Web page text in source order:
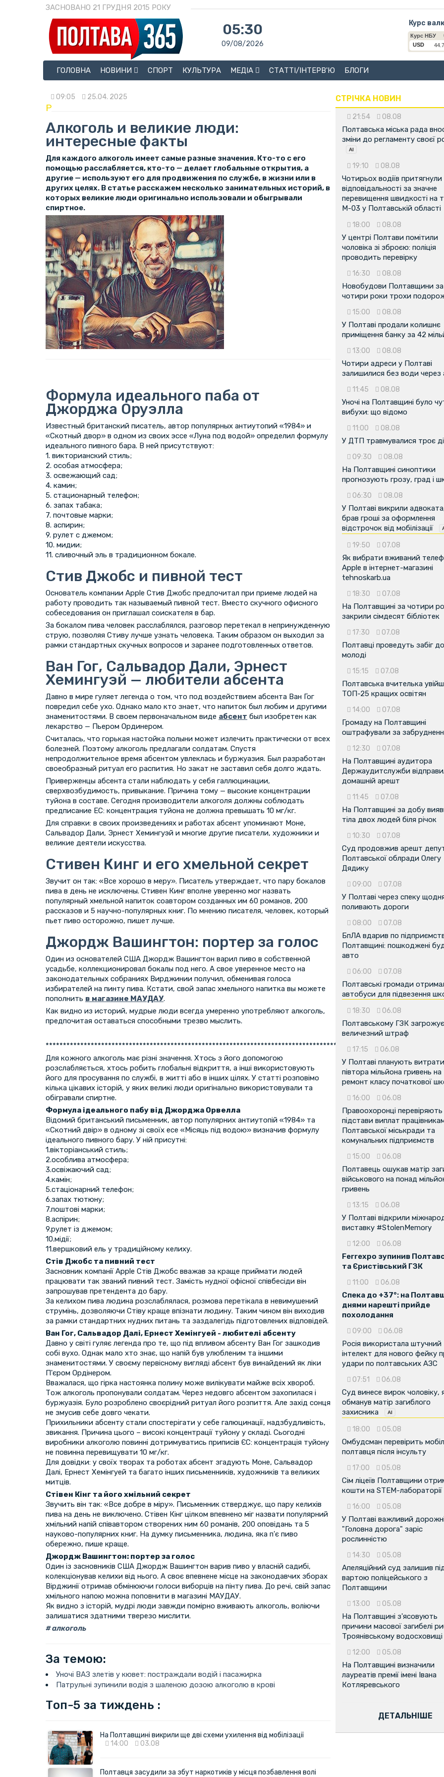
ЗАСНОВАНО 21 ГРУДНЯ 2015 РОКУ
05:30
09/08/2026
Курс
ГОЛОВНА
НОВИНИ СПОРТ КУЛЬТУРА МЕДІА СТАТТІ/ІНТЕРВ'Ю БЛОГИ
09:05 25.04. 2025
P
Алкоголь и великие люди:
интересные факты
Для каждого алкоголь имеет самые разные значения. Кто-то с его
помощью расслабляется, кто-то — делает глобальные открытия, а
другие — используют его для продвижения по службе, в жизни или в
других целях. В статье расскажем несколько занимательных историй, в
которых великие люди оригинально использовали и обыгрывали
спиртное.
Формула идеального паба от
Джорджа Оруэлла
Известный британский писатель, автор популярных антиутопий «1984» и
«Скотный двор» в одном из своих эссе «Луна под водой» определил формулу
идеального пивного бара. В ней присутствуют:
1. викторианский стиль;
2. особая атмосфера;
3. освежающий сад;
4. камин;
5. стационарный телефон;
6. запах табака;
7. почтовые марки;
8. аспирин;
9. рулет с джемом;
10. мидии;
11. сливочный эль в традиционном бокале.
Стив Джобс и пивной тест
Основатель компании Apple Стив Джобс предпочитал при приеме людей на
работу проводить так называемый пивной тест. Вместо скучного офисного
собеседования он приглашал соискателя в бар.
За бокалом пива человек расслаблялся, разговор перетекал в непринужденную
струю, позволяя Стиву лучше узнать человека. Таким образом он выходил за
рамки стандартных скучных вопросов и заранее подготовленных ответов.
Ван Гог, Сальвадор Дали, Эрнест
Хемингуэй — любители абсента
Давно в мире гуляет легенда о том, что под воздействием абсента Ван Гог
повредил себе ухо. Однако мало кто знает, что напиток был любим и другими
знаменитостями. В своем первоначальном виде абсент был изобретен как
лекарство — Пьером Ординером.
Считалась, что горькая настойка полыни может излечить практически от всех
болезней. Поэтому алкоголь предлагали солдатам. Спустя
непродолжительное время абсентом увлеклась и буржуазия. Был разработан
своеобразный ритуал его распития. Но закат не заставил себя долго ждать.
Приверженцы абсента стали наблюдать у себя галлюцинации,
сверхвозбудимость, привыкание. Причина тому — высокие концентрации
туйона в составе. Сегодня производители алкоголя должны соблюдать
предписание ЕС: концентрация туйона не должна превышать 10 мг/кг.
Для справки: в своих произведениях и работах абсент упоминают Моне,
Сальвадор Дали, Эрнест Хемингуэй и многие другие писатели, художники и
великие деятели искусства.
Стивен Кинг и его хмельной секрет
Звучит он так: «Все хорошо в меру». Писатель утверждает, что пару бокалов
пива в день не исключены. Стивен Кинг вполне уверенно мог назвать
популярный хмельной напиток соавтором созданных им 60 романов, 200
рассказов и 5 научно-популярных книг. По мнению писателя, человек, который
пьет пиво осторожно, пишет лучше.
Джордж Вашингтон: портер за голос
Один из основателей США Джордж Вашингтон варил пиво в собственной
усадьбе, коллекционировал бокалы под него. А свое уверенное место на
законодательных собраниях Вирджинии получил, обменивая голоса
избирателей на пинту пива. Кстати, свой запас хмельного напитка вы можете
пополнить в магазине МАУДАУ.
Как видно из историй, мудрые люди всегда умеренно употребляют алкоголь,
предпочитая оставаться способными трезво мыслить.
**************************************************************************************************************
Для кожного алкоголь має різні значення. Хтось з його допомогою
розслабляється, хтось робить глобальні відкриття, а інші використовують
його для просування по службі, в житті або в інших цілях. У статті розповімо
кілька цікавих історій, у яких великі люди оригінально використовували та
обігравали спиртне.
Формула ідеального пабу від Джорджа Орвелла
Відомий британський письменник, автор популярних антиутопій «1984» та
«Скотний двір» в одному зі своїх есе «Місяць під водою» визначив формулу
ідеального пивного бару. У ній присутні:
1.вікторіанський стиль;
2.особлива атмосфера;
3.освіжаючий сад;
4.камін;
5.стаціонарний телефон;
6.запах тютюну;
7.поштові марки;
8.аспірин;
9.рулет із джемом;
10.мідії;
11.вершковий ель у традиційному келиху.
Стів Джобс та пивний тест
Засновник компанії Apple Стів Джобс вважав за краще приймати людей
працювати так званий пивний тест. Замість нудної офісної співбесіди він
запрошував претендента до бару.
За келихом пива людина розслаблялася, розмова перетікала в невимушений
струмінь, дозволяючи Стіву краще впізнати людину. Таким чином він виходив
за рамки стандартних нудних питань та заздалегідь підготовлених відповідей.
Ван Гог, Сальвадор Далі, Ернест Хемінгуей - любителі абсенту
Давно у світі гуляє легенда про те, що під впливом абсенту Ван Гог зашкодив
собі вухо. Однак мало хто знає, що напій був улюбленим та іншими
знаменитостями. У своєму первісному вигляді абсент був винайдений як ліки
П'єром Ордінером.
Вважалася, що гірка настоянка полину може вилікувати майже всіх хвороб.
Тож алкоголь пропонували солдатам. Через недовго абсентом захопилася і
буржуазія. Було розроблено своєрідний ритуал його розпиття. Але захід сонця
не змусив себе довго чекати.
Прихильники абсенту стали спостерігати у себе галюцинації, надзбудливість,
звикання. Причина цього – високі концентрації туйону у складі. Сьогодні
виробники алкоголю повинні дотримуватись приписів ЄС: концентрація туйону
не повинна перевищувати 10 мг/кг.
Для довідки: у своїх творах та роботах абсент згадують Моне, Сальвадор
Далі, Ернест Хемінгуей та багато інших письменників, художників та великих
митців.
Стівен Кінг та його хмільний секрет
Звучить він так: «Все добре в міру». Письменник стверджує, що пару келихів
пива на день не виключено. Стівен Кінг цілком впевнено міг назвати популярний
хмільний напій співавтором створених ним 60 романів, 200 оповідань та 5
науково-популярних книг. На думку письменника, людина, яка п'є пиво
обережно, пише краще.
Джордж Вашингтон: портер за голос
Один із засновників США Джордж Вашингтон варив пиво у власній садибі,
колекціонував келихи від нього. А своє впевнене місце на законодавчих зборах
Вірджинії отримав обмінюючи голоси виборців на пінту пива. До речі, свій запас
хмільного напою можна поповнити в магазині МАУДАУ.
Як видно з історій, мудрі люди завжди помірно вживають алкоголь, воліючи
залишатися здатними тверезо мислити.
алкоголь
За темою:
Уночі ВАЗ злетів у кювет: постраждали водій і пасажирка
Патрульні зупинили водія з шаленою дозою алкоголю в крові
Топ-5 за тиждень :
На Полтавщині викрили ще дві схеми ухилення від мобілізації
14:00
03.08
Полтавця засудили за збут наркотиків у місця позбавлення волі
СТРІЧКА НОВИН
21:54 08.08
Полтавська міська рада
зміни до регламенту своєї
19:10 08.08
Чотирьох водіїв
відповідальності за значне
перевищення швидкості на
М-03 у Полтавській області
18:00 08.08
У центрі Полтави помітили
чоловіка зі зброєю: поліція
проводить перевірку
16:30 08.08
Новобудови Полтавщини за
чотири роки трохи
15:00 08.08
У Полтаві продали колишнє
приміщення банку за 42
13:00 08.08
Чотири адреси у Полтаві
залишилися без води через
11:45 08.08
Уночі на Полтавщині було
вибухи: що відомо
11:00 08.08
У ДТП травмувалися троє
09:30 08.08
На Полтавщині синоптики
прогнозують грозу, град і
06:30 08.08
У Полтаві викрили
брав гроші за оформлення
відстрочок від мобілізації
19:50 07.08
Як вибрати вживаний
Apple в інтернет-магазині
tehnoskarb.ua
18:30 07.08
На Полтавщині за чотири
закрили сімдесят бібліотек
17:30 07.08
Полтавці проведуть забіг
молоді
15:15 07.08
Полтавська вчителька
ТОП-25 кращих освітян
14:00 07.08
Громаду на Полтавщині
оштрафували за
12:30 07.08
На Полтавщині аудитора
Держаудитслужби
домашній арешт
11:45 07.08
На Полтавщині за добу
тіла двох людей біля річок
10:30 07.08
Суд продовжив арешт
Полтавської облради Олегу
Дядику
09:00 07.08
У Полтаві через спеку
поливають дороги
08:00 07.08
БпЛА вдарив по
Полтавщині: пошкоджені
авто
06:00 07.08
Полтавські громади
автобуси для підвезення
18:30 06.08
Полтавському ГЗК загрожує
величезний штраф
17:15 06.08
У Полтаві планують
півтора мільйона гривень на
ремонт класу початкової
16:00 06.08
Правоохоронці перевіряють
підстави виплат
Полтавської міськради та
комунальних підприємств
15:00 06.08
Полтавець ошукав матір
військового на понад
гривень
13:15 06.08
У Полтаві відкрили
виставку #StolenMemory
12:00 06.08
Ferrexpo зупинив
та Єристівський ГЗК
11:00 06.08
Спека до +37°: на
днями нарешті прийде
похолодання
09:00 06.08
Росія використала штучний
інтелект для нового фейку
удари по полтавських АЗС
07:51 06.08
Суд винесе вирок чоловіку,
обманув матір загиблого
захисника
18:00 05.08
Омбудсман перевірить
полтавця після інсульту
17:00 05.08
Сім ліцеїв Полтавщини
кошти на STEM-лабораторії
16:00 05.08
У Полтаві важливий
"Головна дорога" заріс
рослинністю
14:30 05.08
Апеляційний суд залишив
вартою поліцейського з
Полтавщини
13:00 05.08
На Полтавщині з'ясовують
причини масової загибелі
Троянівському водосховищі
12:00 05.08
На Полтавщині визначили
лауреатів премії імені Івана
Котляревського
ДЕТАЛЬНІШЕ